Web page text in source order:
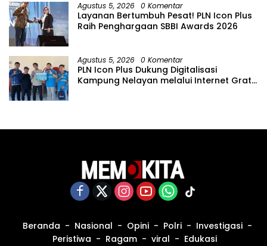
Agustus 5, 2026 0 Komentar
Layanan Bertumbuh Pesat! PLN Icon Plus
Raih Penghargaan SBBI Awards 2026
Agustus 5, 2026 0 Komentar
PLN Icon Plus Dukung Digitalisasi
Kampung Nelayan melalui Internet Gratis
Beranda Nasional Opini Polri
Investigasi
Peristiwa
Ragam viral Edukasi